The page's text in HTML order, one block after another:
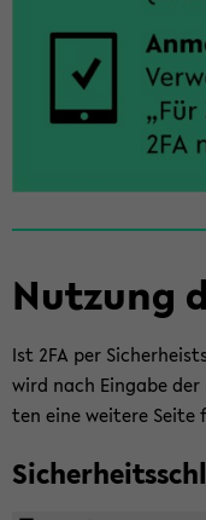
Nut­zung
Ist 2FA per
wird nach Ein­ga­be
ten eine wei­te­re Seite